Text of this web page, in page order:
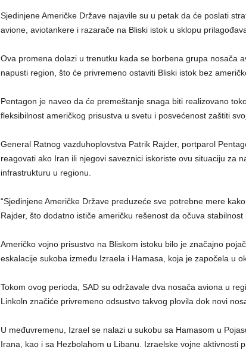
Sjedinjene Američke Države najavile su u petak da će poslati
avione, aviotankere i razarače na Bliski istok u sklopu
Ova promena dolazi u trenutku kada se borbena grupa nosača
napusti region, što će privremeno ostaviti Bliski istok bez
Pentagon je naveo da će premeštanje snaga biti realizovano
fleksibilnost američkog prisustva u svetu i posvećenost zaštiti
General Ratnog vazduhoplovstva Patrik Rajder, portparol
reagovati ako Iran ili njegovi saveznici iskoriste ovu situaciju za
infrastrukturu u regionu.
“Sjedinjene Američke Države preduzeće sve potrebne mere
Rajder, što dodatno ističe američku rešenost da očuva stabilnost
Američko vojno prisustvo na Bliskom istoku bilo je značajno
eskalacije sukoba između Izraela i Hamasa, koja je započela u
Tokom ovog perioda, SAD su održavale dva nosača aviona u
Linkoln značiće privremeno odsustvo takvog plovila dok novi
U međuvremenu, Izrael se nalazi u sukobu sa Hamasom u
Irana, kao i sa Hezbolahom u Libanu. Izraelske vojne aktivnosti